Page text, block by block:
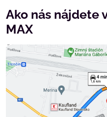
Ako nás nájdete
MAX